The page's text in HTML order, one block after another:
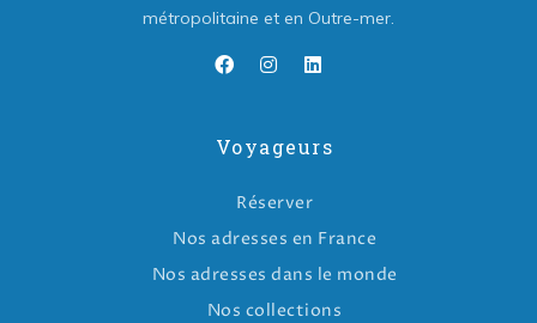
métropolitaine et en Outre-mer.
Voyageurs
Réserver
Nos adresses en France
Nos adresses dans le monde
Nos collections